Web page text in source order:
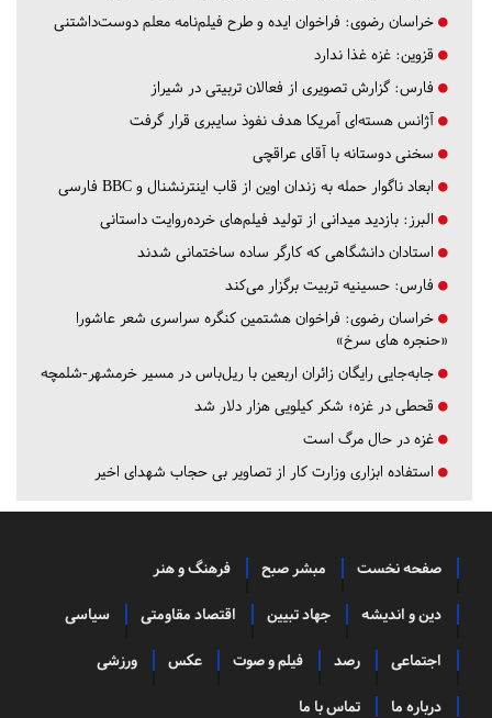
خراسان رضوی: فراخوان ایده و طرح فیلم‌نامه معلم دوست‌داشتنی
قزوین: غزه غذا ندارد
فارس: گزارش تصویری از فعالان تربیتی در شیراز
آژانس هسته‌ای آمریکا هدف نفوذ سایبری قرار گرفت
سخنی دوستانه با آقای عراقچی
ابعاد ناگوار حمله به زندان اوین از قاب اینترنشنال و BBC فارسی
البرز: بازدید میدانی از تولید فیلم‌های خرده‌روایت داستانی
استادان دانشگاهی که کارگر ساده ساختمانی شدند
فارس: حسینیه تربیت برگزار می‌کند
خراسان رضوی: فراخوان هشتمین کنگره سراسری شعر عاشورا
«حنجره های سرخ»
جابه‌جایی رایگان زائران اربعین با ریل‌باس در مسیر خرمشهر-شلمچه
قحطی در غزه؛ شکر کیلویی هزار دلار شد
غزه در حال مرگ است
استفاده ابزاری وزارت کار از تصاویر بی حجاب شهدای اخیر
صفحه نخست مبشر صبح فرهنگ و هنر
دین و اندیشه جهاد تبیین اقتصاد مقاومتی سیاسی
اجتماعی رصد فیلم و صوت عکس ورزشی
درباره ما تماس با ما